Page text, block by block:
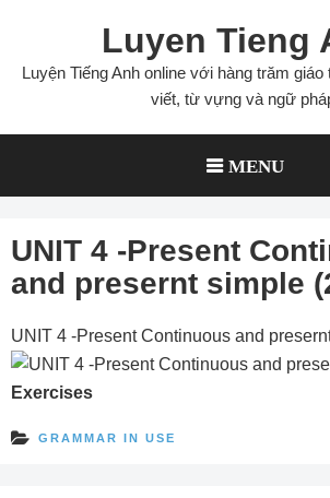
content
Luyen Tieng
Luyện Tiếng Anh online với hàng trăm giáo
viết, từ vựng và ngữ
MENU
UNIT 4 -Present
and presernt simple
UNIT 4 -Present Continuous and
Exercises
GRAMMAR IN USE